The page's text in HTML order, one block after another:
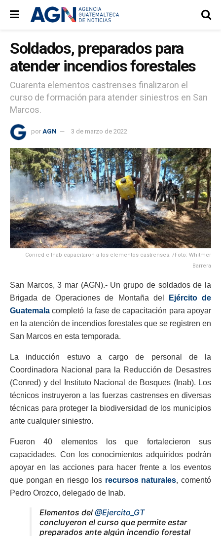
Soldados, preparados para
atender incendios forestales
Cuarenta elementos castrenses finalizaron el
curso de formación para atender siniestros en San
Marcos.
por AGN 3 de marzo de 2022
Conred e Inab capacitaron a los elementos castrenses. /Foto: Whitmer
Barrera
San Marcos, 3 mar (AGN).- Un grupo de soldados de la
Brigada de Operaciones de Montaña del
Ejército de
Guatemala completó la fase de capacitación para apoyar
en la atención de incendios forestales que se registren en
San Marcos en esta temporada.
La inducción estuvo a cargo de personal de la
Coordinadora Nacional para la Reducción de Desastres
(Conred) y del Instituto Nacional de Bosques (Inab). Los
técnicos instruyeron a las fuerzas castrenses en diversas
técnicas para proteger la biodiversidad de los municipios
ante cualquier siniestro.
Fueron 40 elementos los que fortalecieron sus
capacidades. Con los conocimientos adquiridos podrán
apoyar en las acciones para hacer frente a los eventos
que pongan en riesgo los recursos naturales, comentó
Pedro Orozco, delegado de Inab.
Elementos del @Ejercito_GT
concluyeron el curso que permite estar
preparados ante algún incendio forestal